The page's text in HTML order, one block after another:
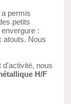
permis
petits
:
atouts. Nous
d'activité, nous
H/F